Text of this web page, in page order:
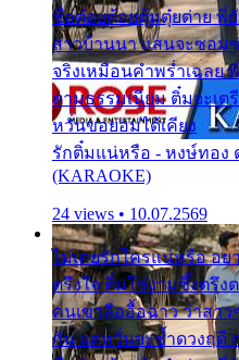
ชื่อต๋อยต้อยตุ้มตุ๋ยต่าย พี่ยั
สาวบ้านนา แสนจะซอม
จริงเหมือนคำพร่ำเฉลย
ตามธรรมเนียม ติ๋มจะเต
หวั่นขอยอมได้เคียง
รักติ๋มแน่หรือ - หงษ์ทอง
(KARAOKE)
24 views • 10.07.2569
ไม่เคยรักใครแน่หรือ อ
ตรึงใจ ติ๋มใช่งามซึ้งตรึ
คนเขาลืออื้อฉาว ว่าสา
กัน แต่หวั่นจะช้ำดวงฤดี